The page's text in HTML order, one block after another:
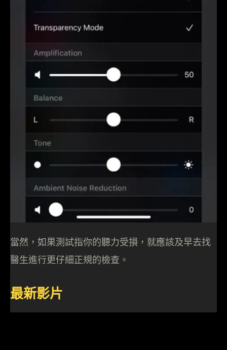
當然，如果測試指你的聽力受損，就應該及早去找
醫生進行更仔細正規的檢查。
最新影片